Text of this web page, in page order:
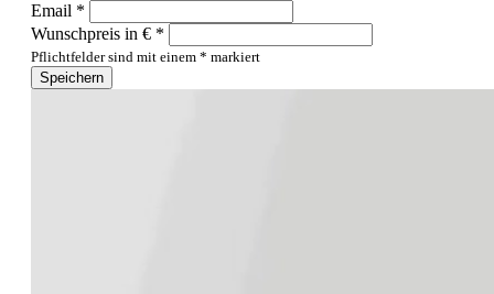
Email *
Wunschpreis in € *
Pflichtfelder sind mit einem * markiert
Speichern